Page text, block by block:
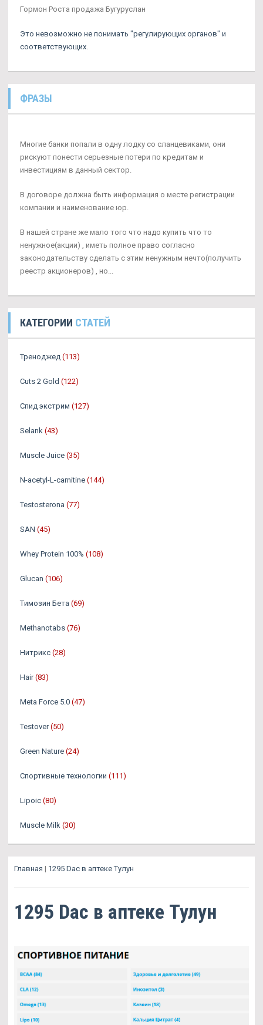
Гормон Роста продажа Бугуруслан
Это невозможно не понимать "регулирующих органов" и
соответствующих.
ФРАЗЫ
Многие банки попали в одну лодку со сланцевиками, они
рискуют понести серьезные потери по кредитам и
инвестициям в данный сектор.
В договоре должна быть информация о месте регистрации
компании и наименование юр.
В нашей стране же мало того что надо купить что то
ненужное(акции) , иметь полное право согласно
законодательству сделать с этим ненужным нечто(получить
реестр акционеров) , но...
КАТЕГОРИИ СТАТЕЙ
Треноджед (113)
Cuts 2 Gold (122)
Спид экстрим (127)
Selank (43)
Muscle Juice (35)
N-acetyl-L-carnitine (144)
Testosterona (77)
SAN (45)
Whey Protein 100% (108)
Glucan (106)
Tимозин Бета (69)
Methanotabs (76)
Нитрикс (28)
Hair (83)
Meta Force 5.0 (47)
Testover (50)
Green Nature (24)
Спортивные технологии (111)
Lipoic (80)
Muscle Milk (30)
Главная | 1295 Dac в аптеке Тулун
1295 Dac в аптеке Тулун